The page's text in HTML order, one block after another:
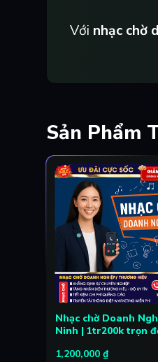
Với nhạc chờ
Sản Phẩm
Nhạc chờ Doanh
Ninh | 1tr200k trọn
1,200,000 ₫